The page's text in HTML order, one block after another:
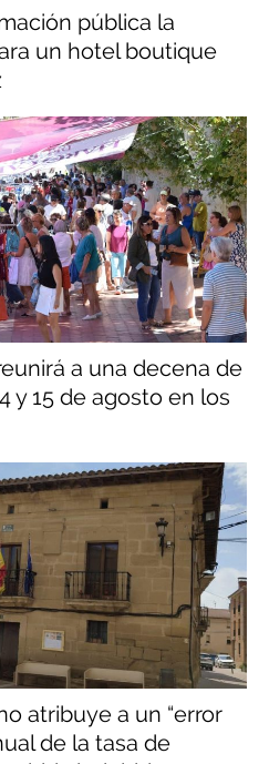
pública la
un hotel boutique
a una decena de
y 15 de agosto en los
atribuye a un “error
de la tasa de